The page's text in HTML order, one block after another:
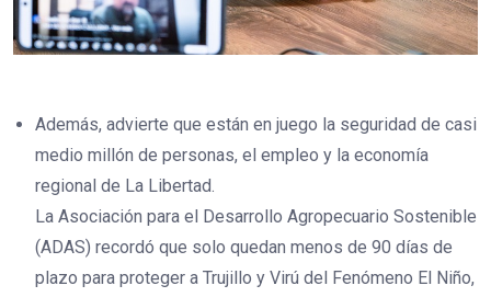
Además, advierte que están en juego la seguridad de casi
medio millón de personas, el empleo y la economía
regional de La Libertad.
La Asociación para el Desarrollo Agropecuario Sostenible
(ADAS) recordó que solo quedan menos de 90 días de
plazo para proteger a Trujillo y Virú del Fenómeno El Niño,